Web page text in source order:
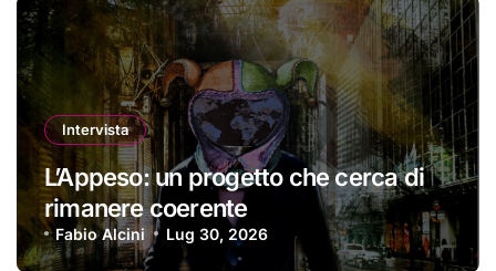
Intervista
L’Appeso: un progetto che cerca di
rimanere coerente
Fabio Alcini Lug 30, 2026